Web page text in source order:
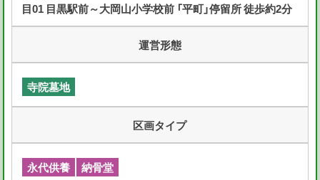
目01 目黒駅前～大岡山小学校前 「平町」停留所 徒歩約2分
運営形態
寺院墓地
区画タイプ
永代供養 納骨堂